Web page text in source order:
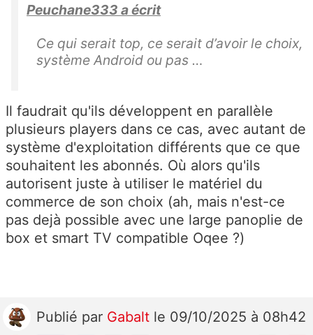
Peuchane333 a écrit
Ce qui serait top, ce serait d’avoir le choix,
système Android ou pas …
Il faudrait qu'ils développent en parallèle
plusieurs players dans ce cas, avec autant de
système d'exploitation différents que ce que
souhaitent les abonnés. Où alors qu'ils
autorisent juste à utiliser le matériel du
commerce de son choix (ah, mais n'est-ce
pas dejà possible avec une large panoplie de
box et smart TV compatible Oqee ?)
Publié par Gabalt le 09/10/2025 à 08h42